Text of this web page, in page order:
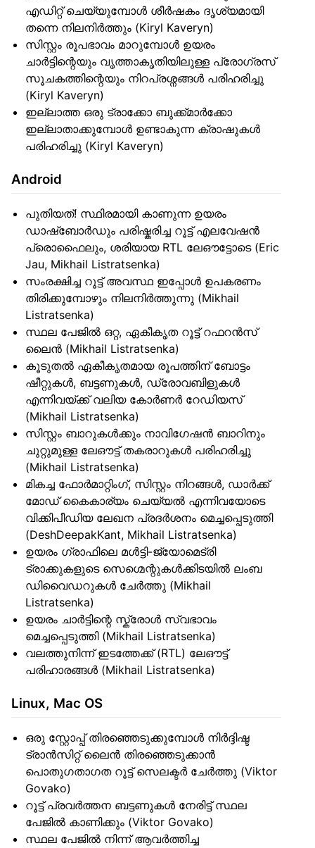
എഡിറ്റ് ചെയ്യുമ്പോൾ ശീർഷകം ദൃശ്യമായി
തന്നെ നിലനിർത്തും (Kiryl Kaveryn)
സിസ്റ്റം രൂപഭാവം മാറുമ്പോൾ ഉയരം
ചാർട്ടിന്റെയും വൃത്താകൃതിയിലുള്ള പ്രോഗ്രസ്
സൂചകത്തിന്റെയും നിറപ്രശ്നങ്ങൾ പരിഹരിച്ചു
(Kiryl Kaveryn)
ഇല്ലാത്ത ഒരു ട്രാക്കോ ബുക്ക്മാർക്കോ
ഇല്ലാതാക്കുമ്പോൾ ഉണ്ടാകുന്ന ക്രാഷുകൾ
പരിഹരിച്ചു (Kiryl Kaveryn)
Android
പുതിയത്! സ്ഥിരമായി കാണുന്ന ഉയരം
ഡാഷ്ബോർഡും പരിഷ്കരിച്ച റൂട്ട് എലവേഷൻ
പ്രൊഫൈലും, ശരിയായ RTL ലേഔട്ടോടെ (Eric
Jau, Mikhail Listratsenka)
സംരക്ഷിച്ച റൂട്ട് അവസ്ഥ ഇപ്പോൾ ഉപകരണം
തിരിക്കുമ്പോഴും നിലനിർത്തുന്നു (Mikhail
Listratsenka)
സ്ഥല പേജിൽ ഒറ്റ, ഏകീകൃത റൂട്ട് റഫറൻസ്
ലൈൻ (Mikhail Listratsenka)
കൂടുതൽ ഏകീകൃതമായ രൂപത്തിന് ബോട്ടം
ഷീറ്റുകൾ, ബട്ടണുകൾ, ഡ്രോവബിളുകൾ
എന്നിവയ്ക്ക് വലിയ കോർണർ റേഡിയസ്
(Mikhail Listratsenka)
സിസ്റ്റം ബാറുകൾക്കും നാവിഗേഷൻ ബാറിനും
ചുറ്റുമുള്ള ലേഔട്ട് തകരാറുകൾ പരിഹരിച്ചു
(Mikhail Listratsenka)
മികച്ച ഫോർമാറ്റിംഗ്, സിസ്റ്റം നിറങ്ങൾ, ഡാർക്ക്
മോഡ് കൈകാര്യം ചെയ്യൽ എന്നിവയോടെ
വിക്കിപീഡിയ ലേഖന പ്രദർശനം മെച്ചപ്പെടുത്തി
(DeshDeepakKant, Mikhail Listratsenka)
ഉയരം ഗ്രാഫിലെ മൾട്ടി-ജ്യോമെട്രി
ട്രാക്കുകളുടെ സെഗ്മെന്റുകൾക്കിടയിൽ ലംബ
ഡിവൈഡറുകൾ ചേർത്തു (Mikhail
Listratsenka)
ഉയരം ചാർട്ടിന്റെ സ്ക്രോൾ സ്വഭാവം
മെച്ചപ്പെടുത്തി (Mikhail Listratsenka)
വലത്തുനിന്ന് ഇടത്തേക്ക് (RTL) ലേഔട്ട്
പരിഹാരങ്ങൾ (Mikhail Listratsenka)
Linux, Mac OS
ഒരു സ്റ്റോപ്പ് തിരഞ്ഞെടുക്കുമ്പോൾ നിർദ്ദിഷ്ട
ട്രാൻസിറ്റ് ലൈൻ തിരഞ്ഞെടുക്കാൻ
പൊതുഗതാഗത റൂട്ട് സെലക്ടർ ചേർത്തു (Viktor
Govako)
റൂട്ട് പ്രവർത്തന ബട്ടണുകൾ നേരിട്ട് സ്ഥല
പേജിൽ കാണിക്കും (Viktor Govako)
സ്ഥല പേജിൽ നിന്ന് ആവർത്തിച്ച